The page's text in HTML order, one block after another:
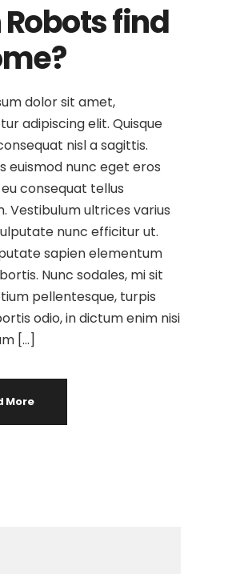
find
dolor sit amet,
adipiscing elit. Quisque
nisl a sagittis.
euismod nunc eget eros
consequat tellus
Vestibulum ultrices varius
nunc efficitur ut.
sapien elementum
Nunc sodales, mi sit
pellentesque, turpis
odio, in dictum enim nisi
[…]
More